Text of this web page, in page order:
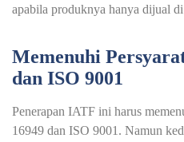
apabila produknya hanya dijual
Memenuhi
dan ISO 9001
Penerapan IATF ini harus
16949 dan ISO 9001. Namun